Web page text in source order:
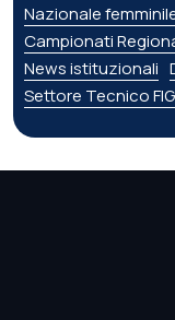
Nazionale
Campionati
News istituzionali
Settore Tecnico